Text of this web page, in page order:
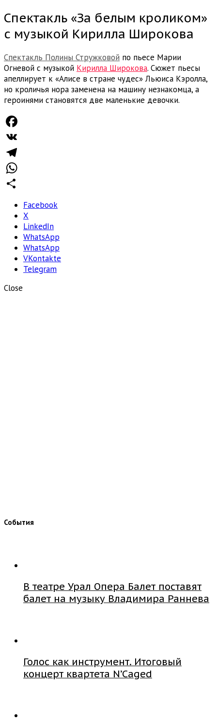
Спектакль «За белым кроликом»
с музыкой Кирилла Широкова
Спектакль Полины Стружковой по пьесе Марии
Огневой с музыкой Кирилла Широкова. Сюжет пьесы
апеллирует к «Алисе в стране чудес» Льюиса Кэролла,
но кроличья нора заменена на машину незнакомца, а
героинями становятся две маленькие девочки.
Facebook
VK
Telegram
WhatsApp
Facebook
X
LinkedIn
WhatsApp
WhatsApp
VKontakte
Telegram
Close
События
В театре Урал Опера Балет поставят
балет на музыку Владимира Раннева
Голос как инструмент. Итоговый
концерт квартета N’Caged